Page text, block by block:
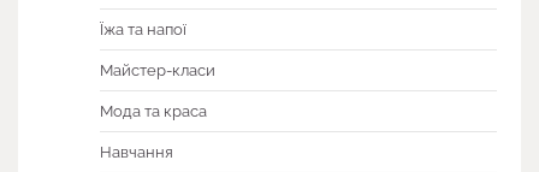
Їжа та напої
Майстер-класи
Мода та краса
Навчання